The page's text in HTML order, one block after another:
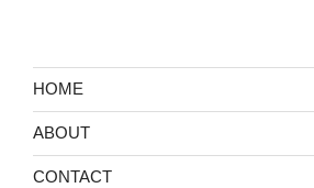
HOME
ABOUT
CONTACT